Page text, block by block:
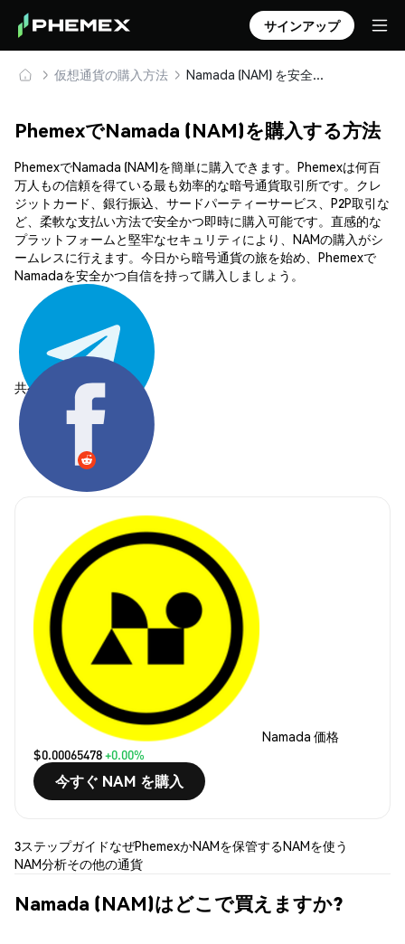
サインアップ
仮想通貨の購入方法 Namada (NAM) を安全に購入・保管
PhemexでNamada (NAM)を購入する方法
PhemexでNamada (NAM)を簡単に購入できます。Phemexは何百
万人もの信頼を得ている最も効率的な暗号通貨取引所です。クレ
ジットカード、銀行振込、サードパーティーサービス、P2P取引な
ど、柔軟な支払い方法で安全かつ即時に購入可能です。直感的な
プラットフォームと堅牢なセキュリティにより、NAMの購入がシ
ームレスに行えます。今日から暗号通貨の旅を始め、Phemexで
Namadaを安全かつ自信を持って購入しましょう。
共有する:
Namada 価格
$0.00065478+0.00%
今すぐ NAM を購入
3ステップガイドなぜPhemexかNAMを保管するNAMを使う
NAM分析その他の通貨
Namada (NAM)はどこで買えますか?